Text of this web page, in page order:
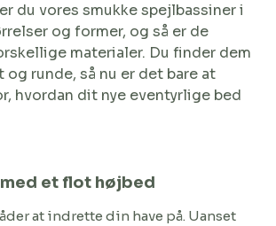
du vores smukke spejlbassiner i
og former, og så er de
materialer. Du finder dem
og runde, så nu er det bare at
hvordan dit nye eventyrlige bed
et flot højbed
at indrette din have på. Uanset